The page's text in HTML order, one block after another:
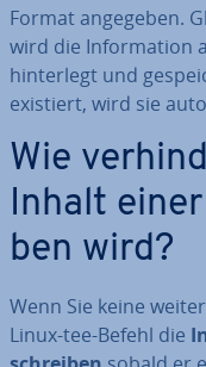
Format angegeben.
wird die In­for­ma­ti­on
hin­ter­legt und
existiert, wird sie
Wie
Inhalt
ben wird?
Wenn Sie keine
Linux-tee-Befehl die